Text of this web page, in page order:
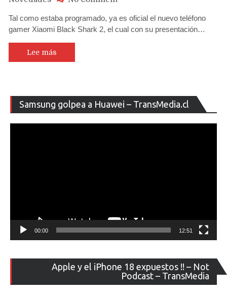
Black
Shark
conquistar
a
los
gamers
Tal como estaba programado, ya es oficial el nuevo teléfono
gamer Xiaomi Black Shark 2, el cual con su presentación…
Lee más
Samsung golpea a Huawei – TransMedia.cl
de
00:00 12:51
Apple y el iPhone 18 expuestos !! – Not
Podcast – TransMedia
de